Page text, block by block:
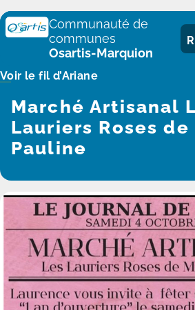
Panneau de gestion des cookies
Communauté de
communes
Osartis-Marquion
Voir le fil d’Ariane
Marché Artisanal
Lauriers Roses de
Pauline